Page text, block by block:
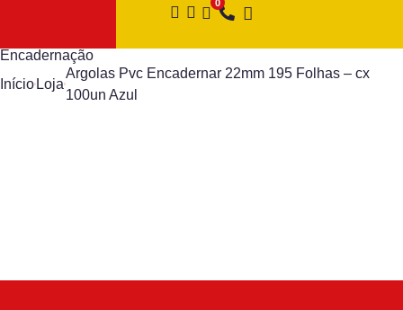
Encadernação
Início Loja
Argolas Pvc Encadernar 22mm 195 Folhas – cx
100un Azul